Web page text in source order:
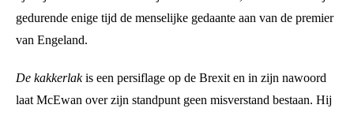
gedurende enige tijd de menselijke gedaante aan van de premier
van Engeland.
De kakkerlakis een persiflage op de Brexit en in zijn nawoord
laat McEwan over zijn standpunt geen misverstand bestaan. Hij